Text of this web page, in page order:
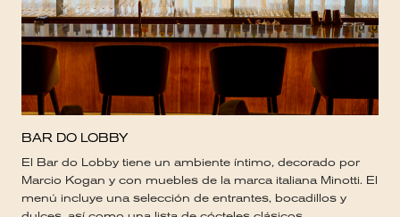
BAR DO LOBBY
El Bar do Lobby tiene un ambiente íntimo, decorado por
Marcio Kogan y con muebles de la marca italiana Minotti. El
menú incluye una selección de entrantes, bocadillos y